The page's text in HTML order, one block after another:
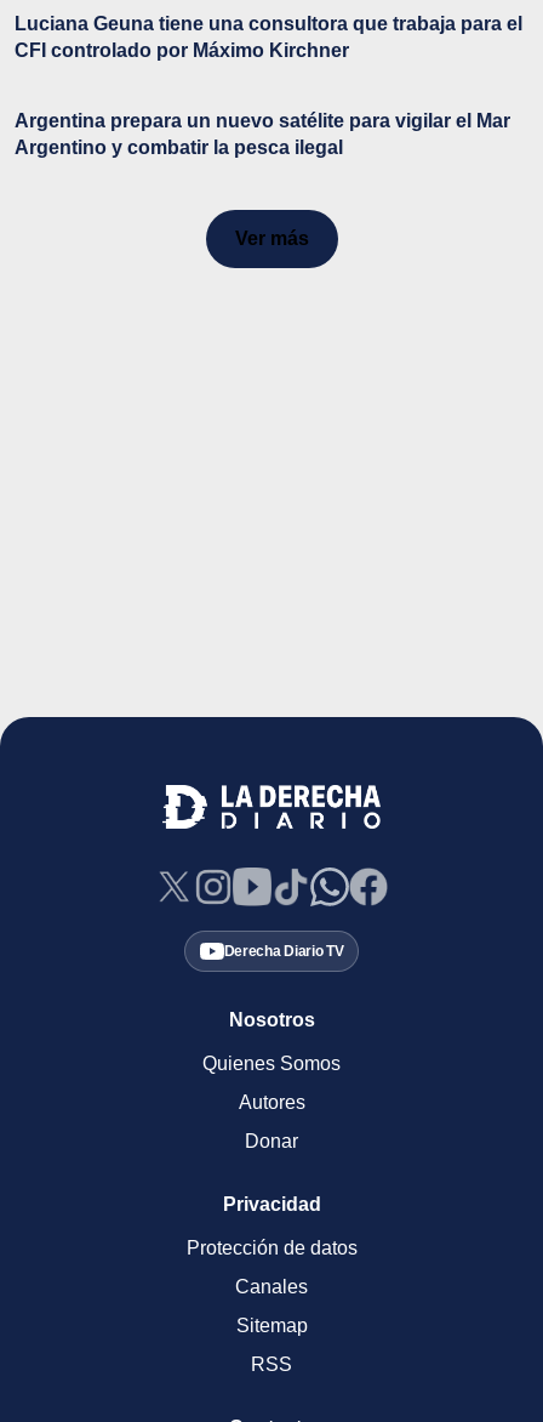
Luciana Geuna tiene una consultora que trabaja para el
CFI controlado por Máximo Kirchner
Argentina prepara un nuevo satélite para vigilar el Mar
Argentino y combatir la pesca ilegal
Ver más
Derecha Diario TV
Nosotros
Quienes Somos
Autores
Donar
Privacidad
Protección de datos
Canales
Sitemap
RSS